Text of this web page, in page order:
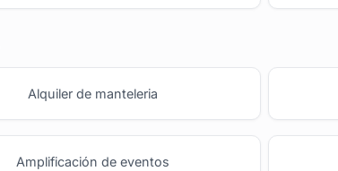
Alquiler de manteleria
Amplificación de eventos